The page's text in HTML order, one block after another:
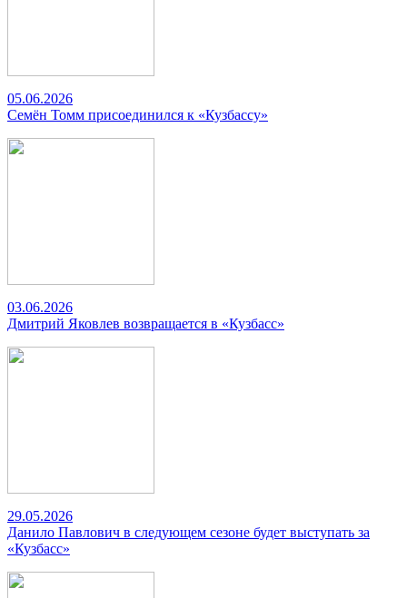
05.06.2026
Семён Томм присоединился к «Кузбассу»
03.06.2026
Дмитрий Яковлев возвращается в «Кузбасс»
29.05.2026
Данило Павлович в следующем сезоне будет выступать за
«Кузбасс»